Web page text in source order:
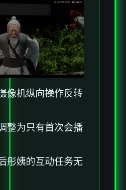
像机纵向操作反转
整为只有首次会播
彤姨的互动任务无